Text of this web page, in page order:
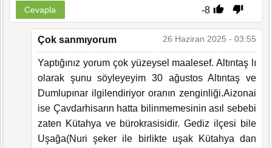
-8
Cevapla
Çok sanmıyorum 26 Haziran 2025 - 03:55
Yaptığınız yorum çok yüzeysel maalesef. Altıntaş lı
olarak şunu söyleyeyim 30 ağustos Altıntaş ve
Dumlupınar ilgilendiriyor oranın zenginliği.Aizonai
ise Çavdarhisarın hatta bilinmemesinin asıl sebebi
zaten Kütahya ve bürokrasisidir. Gediz ilçesi bile
Uşağa(Nuri şeker ile birlikte uşak Kütahya dan